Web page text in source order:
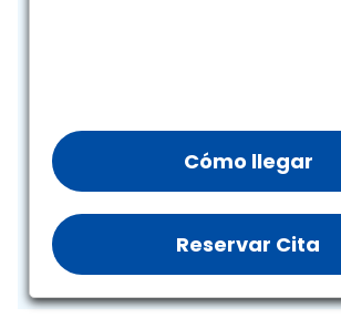
Cómo llegar
Reservar Cita